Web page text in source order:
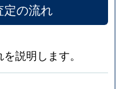
定の流れ
説明します。